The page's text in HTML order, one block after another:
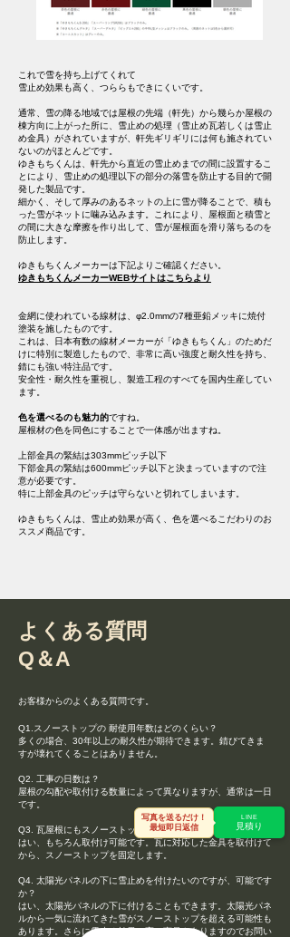
これで雪を持ち上げてくれて
雪止め効果も高く、つららもできにくいです。
通常、雪の降る地域では屋根の先端（軒先）から幾らか屋根の
棟方向に上がった所に、雪止めの処理（雪止め瓦若しくは雪止
め金具）がされていますが、軒先ギリギリには何も施されてい
ないのがほとんどです。
ゆきもちくんは、軒先から直近の雪止めまでの間に設置するこ
とにより、雪止めの処理以下の部分の落雪を防止する目的で開
発した製品です。
細かく、そして厚みのあるネットの上に雪が降ることで、積も
った雪がネットに噛み込みます。これにより、屋根面と積雪と
の間に大きな摩擦を作り出して、雪が屋根面を滑り落ちるのを
防止します。
ゆきもちくんメーカーは下記よりご確認ください。
ゆきもちくんメーカーWEBサイトはこちらより
金網に使われている線材は、φ2.0mmの7種亜鉛メッキに焼付
塗装を施したものです。
これは、日本有数の線材メーカーが「ゆきもちくん」のためだ
けに特別に製造したもので、非常に高い強度と耐久性を持ち、
錆にも強い特注品です。
安全性・耐久性を重視し、製造工程のすべてを国内生産してい
ます。
色を選べるのも魅力的ですね。
屋根材の色を同色にすることで一体感が出ますね。
上部金具の緊結は303mmピッチ以下
下部金具の緊結は600mmピッチ以下と決まっていますので注
意が必要です。
特に上部金具のピッチは守らないと切れてしまいます。
​ゆきもちくんは、雪止め効果が高く、色を選べるこだわりのお
ススメ商品です。
よくある質問
​Q＆A
お客様からのよくある質問です。
Q1.スノーストップの 耐使用年数はどのくらい？
多くの場合、30年以上の耐久性が期待できます。錆びてきま
すが壊れてくることはありません。
Q2. 工事の日数は？
屋根の勾配や取付ける数量によって異なりますが、通常は一日
です。
Q3. 瓦屋根にもスノーストップを付けれますか？
はい、もちろん取付け可能です。瓦に対応した金具を取付けて
から、スノーストップを固定します。
Q4. 太陽光パネルの下に雪止めを付けたいのですが、可能です
か？
はい、太陽光パネルの下に付けることもできます。太陽光パネ
ルから一気に流れてきた雪がスノーストップを超える可能性も
あります。さらに雪止め効果の高い商品もありますのでお問い
写真を送るだけ！
最短即日返信
LINE
見積り